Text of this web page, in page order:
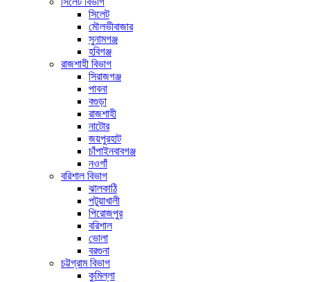
সিলেট
মৌলভীবাজার
সুনামগঞ্জ
হবিগঞ্জ
রাজশাহী বিভাগ
সিরাজগঞ্জ
পাবনা
বগুড়া
রাজশাহী
নাটোর
জয়পুরহাট
চাঁপাইনবাবগঞ্জ
নওগাঁ
বরিশাল বিভাগ
ঝালকাঠি
পটুয়াখালী
পিরোজপুর
বরিশাল
ভোলা
বরগুনা
চট্টগ্রাম বিভাগ
কুমিল্লা